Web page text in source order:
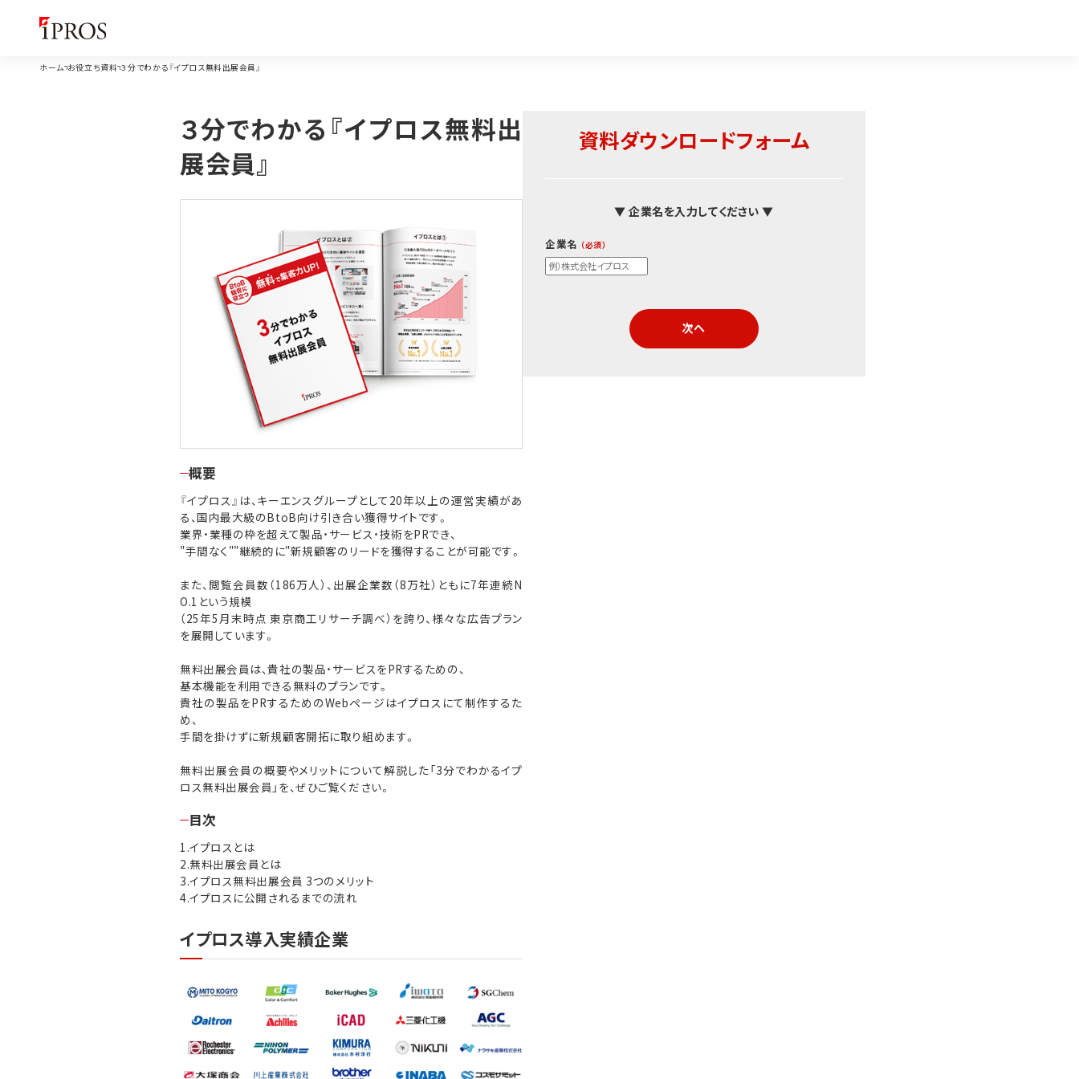
ホーム お役立ち資料 ３分でわかる『イプロス無料出展会員』
３分でわかる『イプロス無料出
展会員』
概要
『イプロス』は、キーエンスグループとして20年以上の運営実績があ
る、国内最大級のBtoB向け引き合い獲得サイトです。
業界・業種の枠を超えて製品・サービス・技術をPRでき、
"手間なく""継続的に"新規顧客のリードを獲得することが可能です。
また、閲覧会員数（186万人）、出展企業数（8万社）ともに7年連続N
O.1という規模
（25年5月末時点 東京商工リサーチ調べ）を誇り、様々な広告プラン
を展開しています。
無料出展会員は、貴社の製品・サービスをPRするための、
基本機能を利用できる無料のプランです。
貴社の製品をPRするためのWebページはイプロスにて制作するた
め、
手間を掛けずに新規顧客開拓に取り組めます。
無料出展会員の概要やメリットについて解説した「3分でわかるイプ
ロス無料出展会員」を、ぜひご覧ください。
目次
1.イプロスとは
2.無料出展会員とは
3.イプロス無料出展会員 3つのメリット
4.イプロスに公開されるまでの流れ
イプロス導入実績企業
資料ダウンロードフォーム
▼ 企業名を入力してください ▼
企業名
次へ